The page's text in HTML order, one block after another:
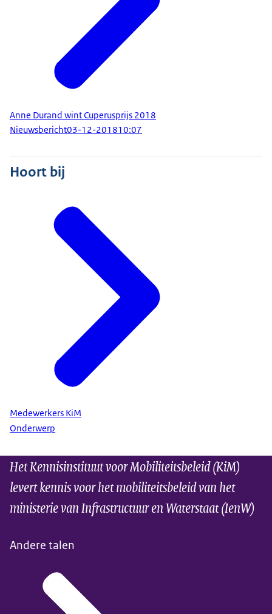
Anne Durand wint Cuperusprijs 2018
Nieuwsbericht03-12-201810:07
Hoort bij
Medewerkers KiM
Onderwerp
Het Kennisinstituut voor Mobiliteitsbeleid (KiM)
levert kennis voor het mobiliteitsbeleid van het
ministerie van Infrastructuur en Waterstaat (IenW)
Andere talen